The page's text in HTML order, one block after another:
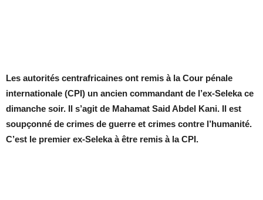
Les autorités centrafricaines ont remis à la Cour pénale
internationale (CPI) un ancien commandant de l’ex-Seleka ce
dimanche soir. Il s’agit de Mahamat Said Abdel Kani. Il est
soupçonné de crimes de guerre et crimes contre l’humanité.
C’est le premier ex-Seleka à être remis à la CPI.